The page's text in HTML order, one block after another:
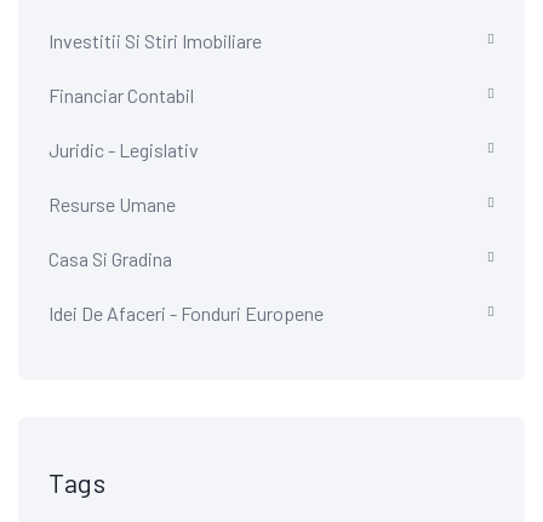
Investitii Si Stiri Imobiliare
Financiar Contabil
Juridic - Legislativ
Resurse Umane
Casa Si Gradina
Idei De Afaceri - Fonduri Europene
Tags